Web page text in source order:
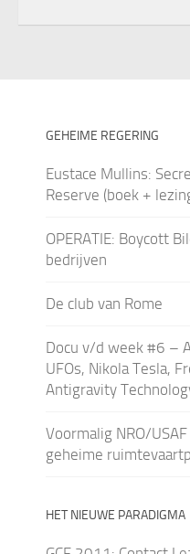
GEHEIME REGERING
Eustace Mullins:
Reserve (boek +
OPERATIE: Boycott
bedrijven
De club van Rome
Docu v/d week #6 –
UFOs, Nikola Tesla,
Antigravity
Voormalig NRO/
geheime
HET NIEUWE PARADIGMA